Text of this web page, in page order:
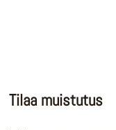
Tilaa muistutus